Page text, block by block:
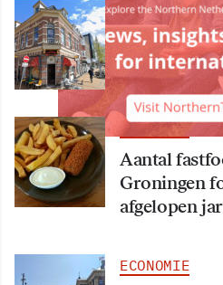
ECONOMIE
Bekende
Hasret
ECONOMIE
Aantal
Groningen
afgelopen
ECONOMIE